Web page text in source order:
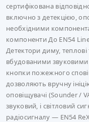
сертифікована
включно з детекцією,
необхідними
компоненти До EN54
Детектори диму, теплові
вбудованими
кнопки пожежного
дозволяють вручну
оповіщувачі (Sounder /
звуковий, і світловий
радіосигналу — EN54